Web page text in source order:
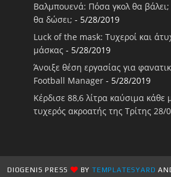
Βαλμπουενά: Πόσα γκολ θα
θα δώσει; - 5/28/2019
Luck of the mask: Τυχεροί και
μάσκας - 5/28/2019
Άνοιξε θέση εργασίας για
Football Μanager - 5/28/2019
Κέρδισε 88,6 λίτρα καύσιμα κάθε
τυχερός ακροατής της Τρίτης 28/
DIOGENIS PRESS BYTEMPLATESYARD